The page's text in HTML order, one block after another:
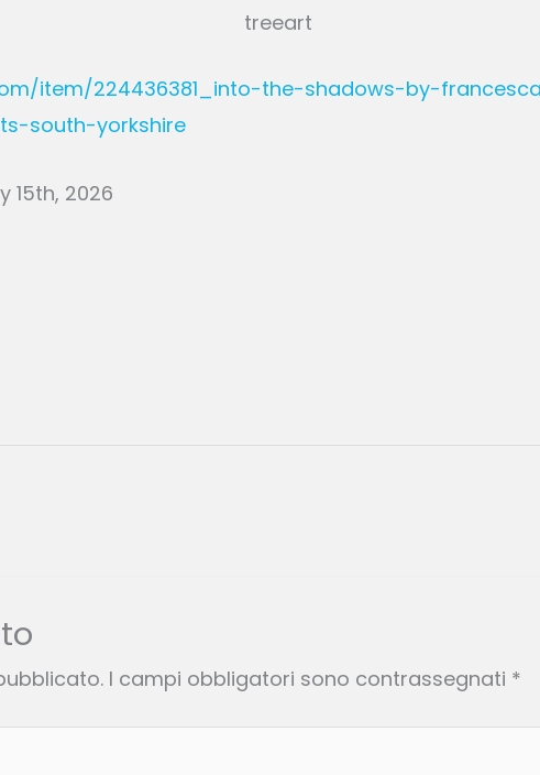
treeart
item/224436381_into-the-shadows-by-
south-yorkshire
15th, 2026
I campi obbligatori sono contrassegnati *